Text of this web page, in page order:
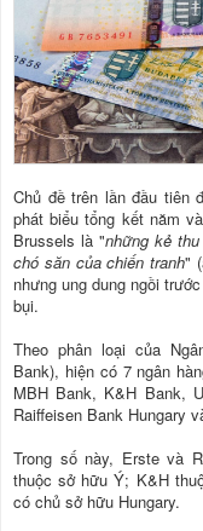
Chủ đề trên lần đầu tiên
phát biểu tổng kết năm
Brussels là "những kẻ
chó săn của chiến tranh"
nhưng ung dung ngồi
bụi.
Theo phân loại của
Bank), hiện có 7 ngân
MBH Bank, K&H Bank,
Raiffeisen Bank Hungary
Trong số này, Erste và
thuộc sở hữu Ý; K&H
có chủ sở hữu Hungary.